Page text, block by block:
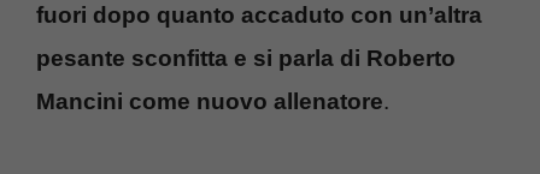
fuori dopo quanto accaduto con un’altra
pesante sconfitta e si parla di Roberto
Mancini come nuovo allenatore.